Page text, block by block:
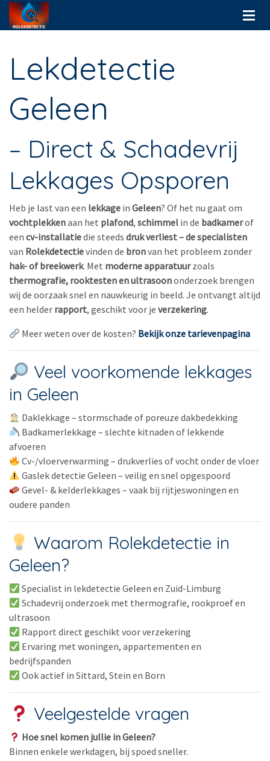
Lekdetectie
Geleen
– Direct & Schadevrij
Lekkages Opsporen
Heb je last van een lekkage in Geleen? Of het nu gaat om
vochtplekkenaan het plafond, schimmel in de badkamerof
een cv-installatiedie steeds druk verliest – de specialisten
van Rolekdetectievinden de bronvan het probleem zonder
hak- of breekwerk. Met moderne apparatuurzoals
thermografie, rooktesten en ultrasoononderzoek brengen
wij de oorzaak snel en nauwkeurig in beeld. Je ontvangt altijd
een helder rapport, geschikt voor je verzekering.
Meer weten over de kosten? Bekijk onze tarievenpagina
Veel voorkomende lekkages
in Geleen
Daklekkage – stormschade of poreuze dakbedekking
Badkamerlekkage – slechte kitnaden of lekkende
afvoeren
Cv-/vloerverwarming – drukverlies of vocht onder de vloer
Gaslek detectie Geleen – veilig en snel opgespoord
Gevel- & kelderlekkages – vaak bij rijtjeswoningen en
oudere panden
Waarom Rolekdetectie in
Geleen?
Specialist in lekdetectie Geleen en Zuid-Limburg
Schadevrij onderzoek met thermografie, rookproef en
ultrasoon
Rapport direct geschikt voor verzekering
Ervaring met woningen, appartementen en
bedrijfspanden
Ook actief in Sittard, Stein en Born
Veelgestelde vragen
Hoe snel komen jullie in Geleen?
Binnen enkele werkdagen, bij spoed sneller.